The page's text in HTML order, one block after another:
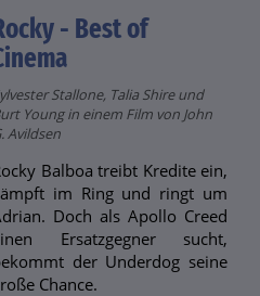
- Best of
Stallone, Talia Shire und
Young in einem Film von John
Avildsen
Balboa treibt Kredite ein,
im Ring und ringt um
Doch als Apollo Creed
Ersatzgegner sucht,
der Underdog seine
Chance.